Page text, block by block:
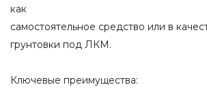
как
самостоятельное средство или в
грунтовки под ЛКМ.
Ключевые преимущества: